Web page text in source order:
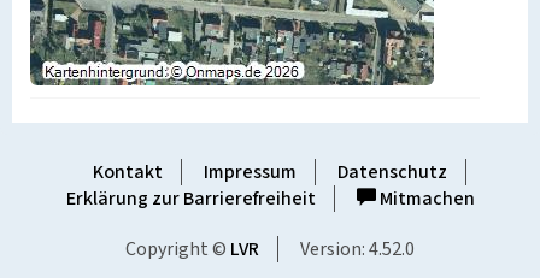
Kontakt Impressum
Datenschutz
Erklärung zur Barrierefreiheit
Mitmachen
Copyright © LVR Version: 4.52.0